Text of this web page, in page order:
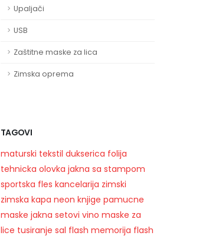
Upaljači
USB
Zaštitne maske za lica
Zimska oprema
TAGOVI
maturski tekstil dukserica folija
tehnicka olovka jakna sa stampom
sportska fles kancelarija zimski
zimska kapa neon knjige pamucne
maske jakna setovi vino maske za
lice tusiranje sal flash memorija flash